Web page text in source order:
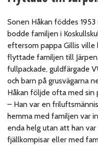
Sonen Håkan föddes
bodde familjen i
eftersom pappa Gillis ville
flyttade familjen till
fullpackade, guldfärgade
och barn på grusvägarna
Håkan följde ofta med sin
– Han var en
hemma med familjen var
enda helg utan att han
fjällkompisar eller med